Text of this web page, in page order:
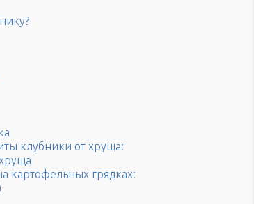
клубники от хруща:
картофельных грядках: